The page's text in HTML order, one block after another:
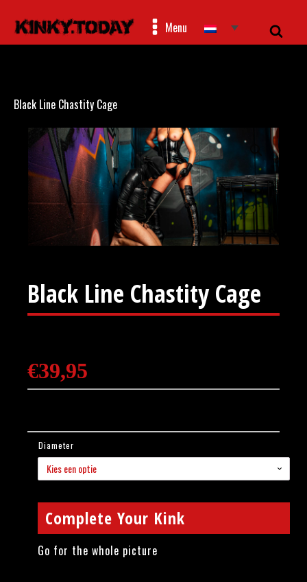
Menu
Black Line Chastity Cage
Black Line Chastity Cage
€39,95
Diameter
Complete Your Kink
Go for the whole picture